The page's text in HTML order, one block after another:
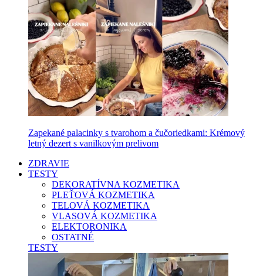
Zapekané palacinky s tvarohom a čučoriedkami: Krémový
letný dezert s vanilkovým prelivom
ZDRAVIE
TESTY
DEKORATÍVNA KOZMETIKA
PLEŤOVÁ KOZMETIKA
TELOVÁ KOZMETIKA
VLASOVÁ KOZMETIKA
ELEKTORONIKA
OSTATNÉ
TESTY